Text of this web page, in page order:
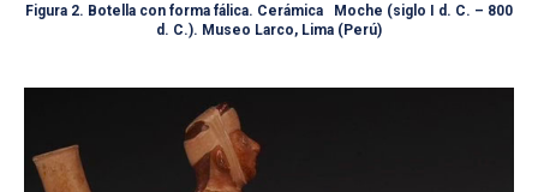
Figura 2. Botella con forma fálica. Cerámica Moche (siglo I d. C. – 800
d. C.). Museo Larco, Lima (Perú)